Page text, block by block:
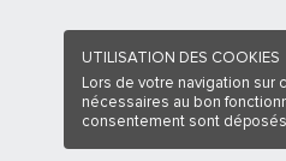
UTILISATION DES COOKIES
Lors de votre navigation sur
nécessaires au bon
consentement sont